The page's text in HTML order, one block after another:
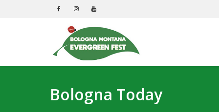
Bologna Today